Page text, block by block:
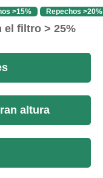
>15% Repechos >20%
el filtro > 25%
altura